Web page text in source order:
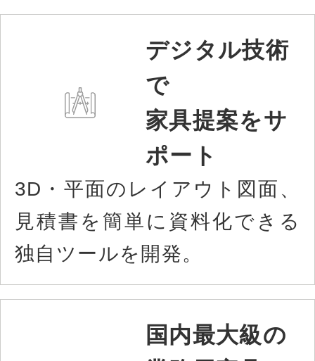
デジタル技術
で
家具提案をサ
ポート
3D・平面のレイアウト図面、
見積書を簡単に資料化できる
独自ツールを開発。
国内最大級の